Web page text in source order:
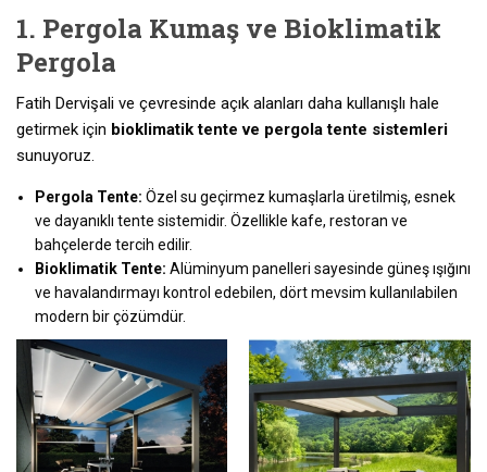
1. Pergola Kumaş ve Bioklimatik
Pergola
Fatih Dervişali ve çevresinde açık alanları daha kullanışlı hale
getirmek için bioklimatik tente ve pergola tente sistemleri
sunuyoruz.
Pergola Tente: Özel su geçirmez kumaşlarla üretilmiş, esnek
ve dayanıklı tente sistemidir. Özellikle kafe, restoran ve
bahçelerde tercih edilir.
Bioklimatik Tente: Alüminyum panelleri sayesinde güneş ışığını
ve havalandırmayı kontrol edebilen, dört mevsim kullanılabilen
modern bir çözümdür.